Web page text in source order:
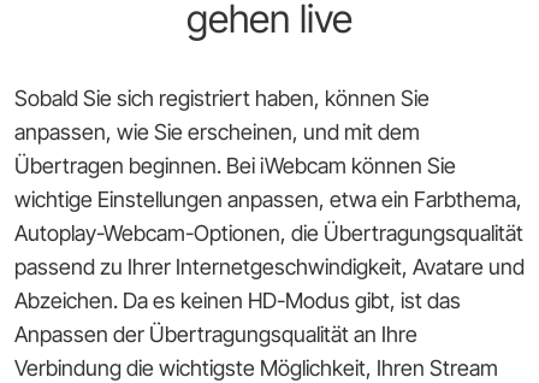
gehen live
Sobald Sie sich registriert haben, können Sie
anpassen, wie Sie erscheinen, und mit dem
Übertragen beginnen. Bei iWebcam können Sie
wichtige Einstellungen anpassen, etwa ein Farbthema,
Autoplay-Webcam-Optionen, die Übertragungsqualität
passend zu Ihrer Internetgeschwindigkeit, Avatare und
Abzeichen. Da es keinen HD-Modus gibt, ist das
Anpassen der Übertragungsqualität an Ihre
Verbindung die wichtigste Möglichkeit, Ihren Stream